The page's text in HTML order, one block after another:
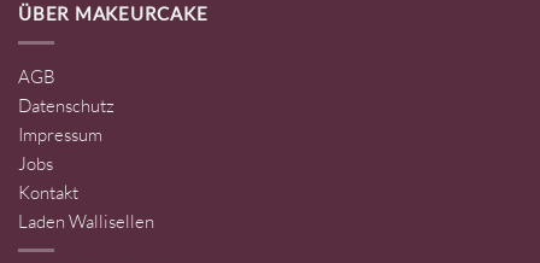
ÜBER MAKEURCAKE
AGB
Datenschutz
Impressum
Jobs
Kontakt
Laden Wallisellen